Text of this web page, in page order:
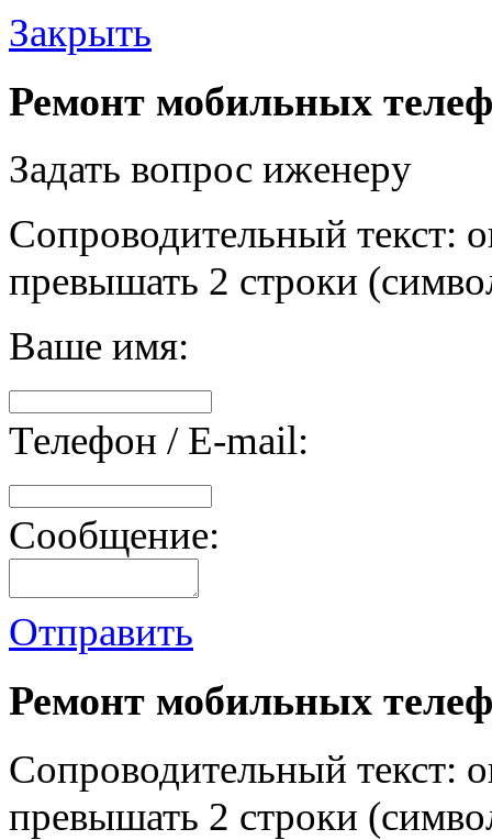
Закрыть
Ремонт мобильных
Задать вопрос иженеру
Сопроводительный текст:
превышать 2 строки
Ваше имя:
Телефон / E-mail:
Сообщение:
Отправить
Ремонт мобильных
Сопроводительный текст:
превышать 2 строки